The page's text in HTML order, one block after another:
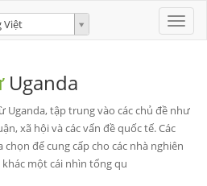
Toggle
Việt
Uganda
Uganda, tập trung vào các chủ đề như
xã hội và các vấn đề quốc tế. Các
để cung cấp cho các nhà nghiên
một cái nhìn tổng qu